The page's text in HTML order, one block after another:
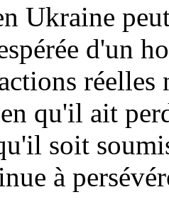
Ukraine
d'un
réelles
qu'il ait
soit
à